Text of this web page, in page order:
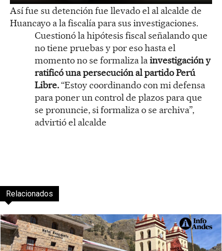
Así fue su detención fue llevado el al alcalde de
Huancayo a la fiscalía para sus investigaciones.
Cuestionó la hipótesis fiscal señalando que
no tiene pruebas y por eso hasta el
momento no se formaliza lainvestigación y
ratificó una persecución al partido Perú
Libre.“Estoy coordinando con mi defensa
para poner un control de plazos para que
se pronuncie, si formaliza o se archiva”,
advirtió el alcalde
Relacionados